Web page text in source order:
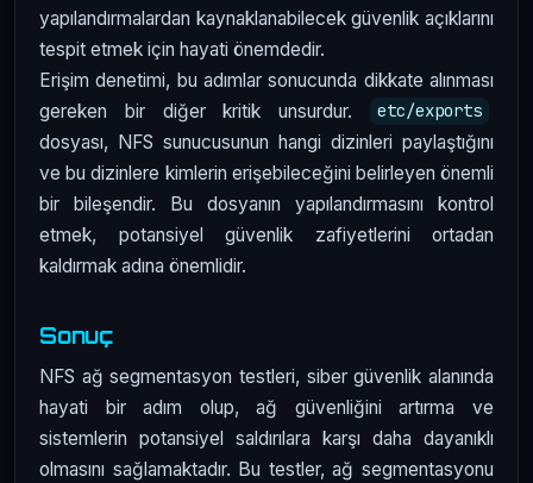
yapılandırmalardan kaynaklanabilecek güvenlik açıklarını
tespit etmek için hayati önemdedir.
Erişim denetimi, bu adımlar sonucunda dikkate alınması
gereken bir diğer kritik unsurdur.
etc/exports
dosyası, NFS sunucusunun hangi dizinleri paylaştığını
ve bu dizinlere kimlerin erişebileceğini belirleyen önemli
bir bileşendir. Bu dosyanın yapılandırmasını kontrol
etmek, potansiyel güvenlik zafiyetlerini ortadan
kaldırmak adına önemlidir.
Sonuç
NFS ağ segmentasyon testleri, siber güvenlik alanında
hayati bir adım olup, ağ güvenliğini artırma ve
sistemlerin potansiyel saldırılara karşı daha dayanıklı
olmasını sağlamaktadır. Bu testler, ağ segmentasyonu